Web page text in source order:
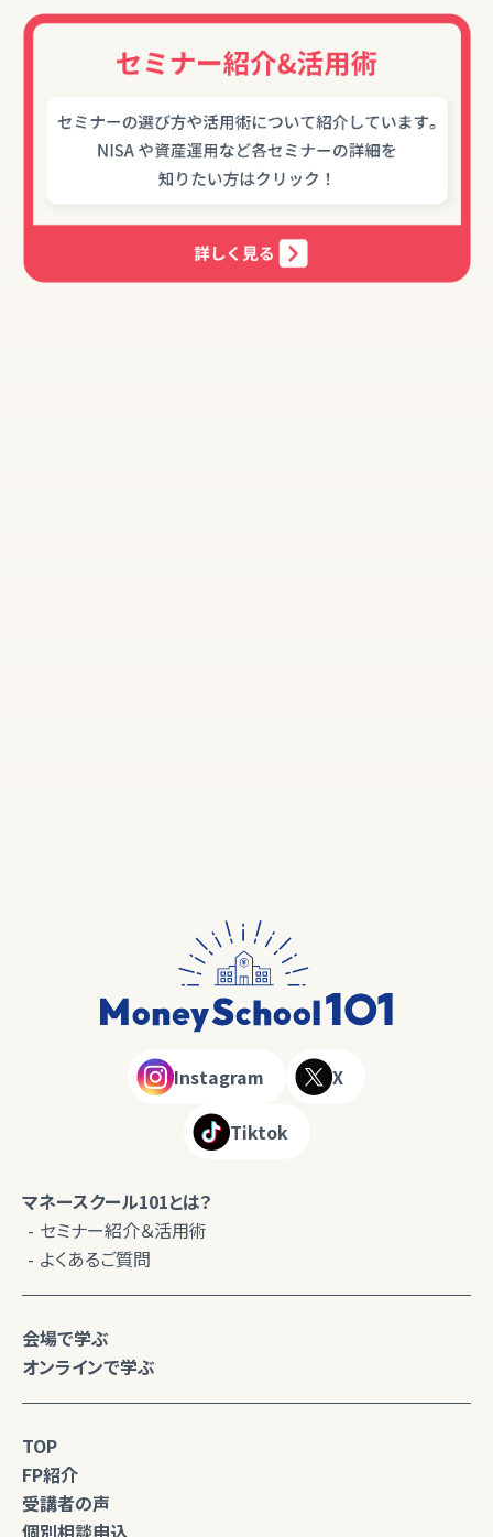
Instagram X
Tiktok
マネースクール101とは？
セミナー紹介＆活用術
よくあるご質問
会場で学ぶ
オンラインで学ぶ
TOP
FP紹介
受講者の声
個別相談申込